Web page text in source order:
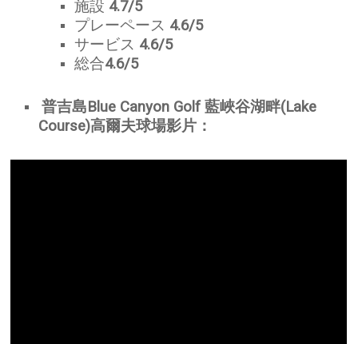
施設 4.7/5
プレーペース 4.6/5
サービス 4.6/5
総合4.6/5
普吉島Blue Canyon Golf 藍峽谷湖畔(Lake
Course)高爾夫球場影片：